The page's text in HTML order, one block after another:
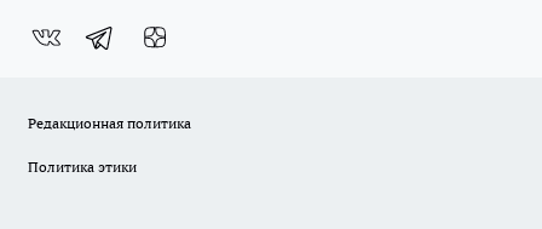
Редакционная политика
Политика этики